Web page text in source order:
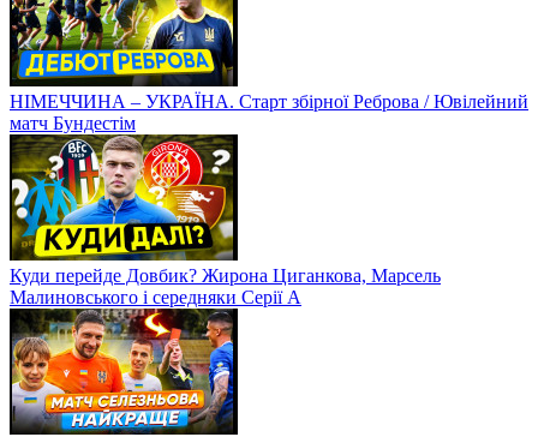
НІМЕЧЧИНА – УКРАЇНА. Старт збірної Реброва / Ювілейний
матч Бундестім
Куди перейде Довбик? Жирона Циганкова, Марсель
Малиновського і середняки Серії А